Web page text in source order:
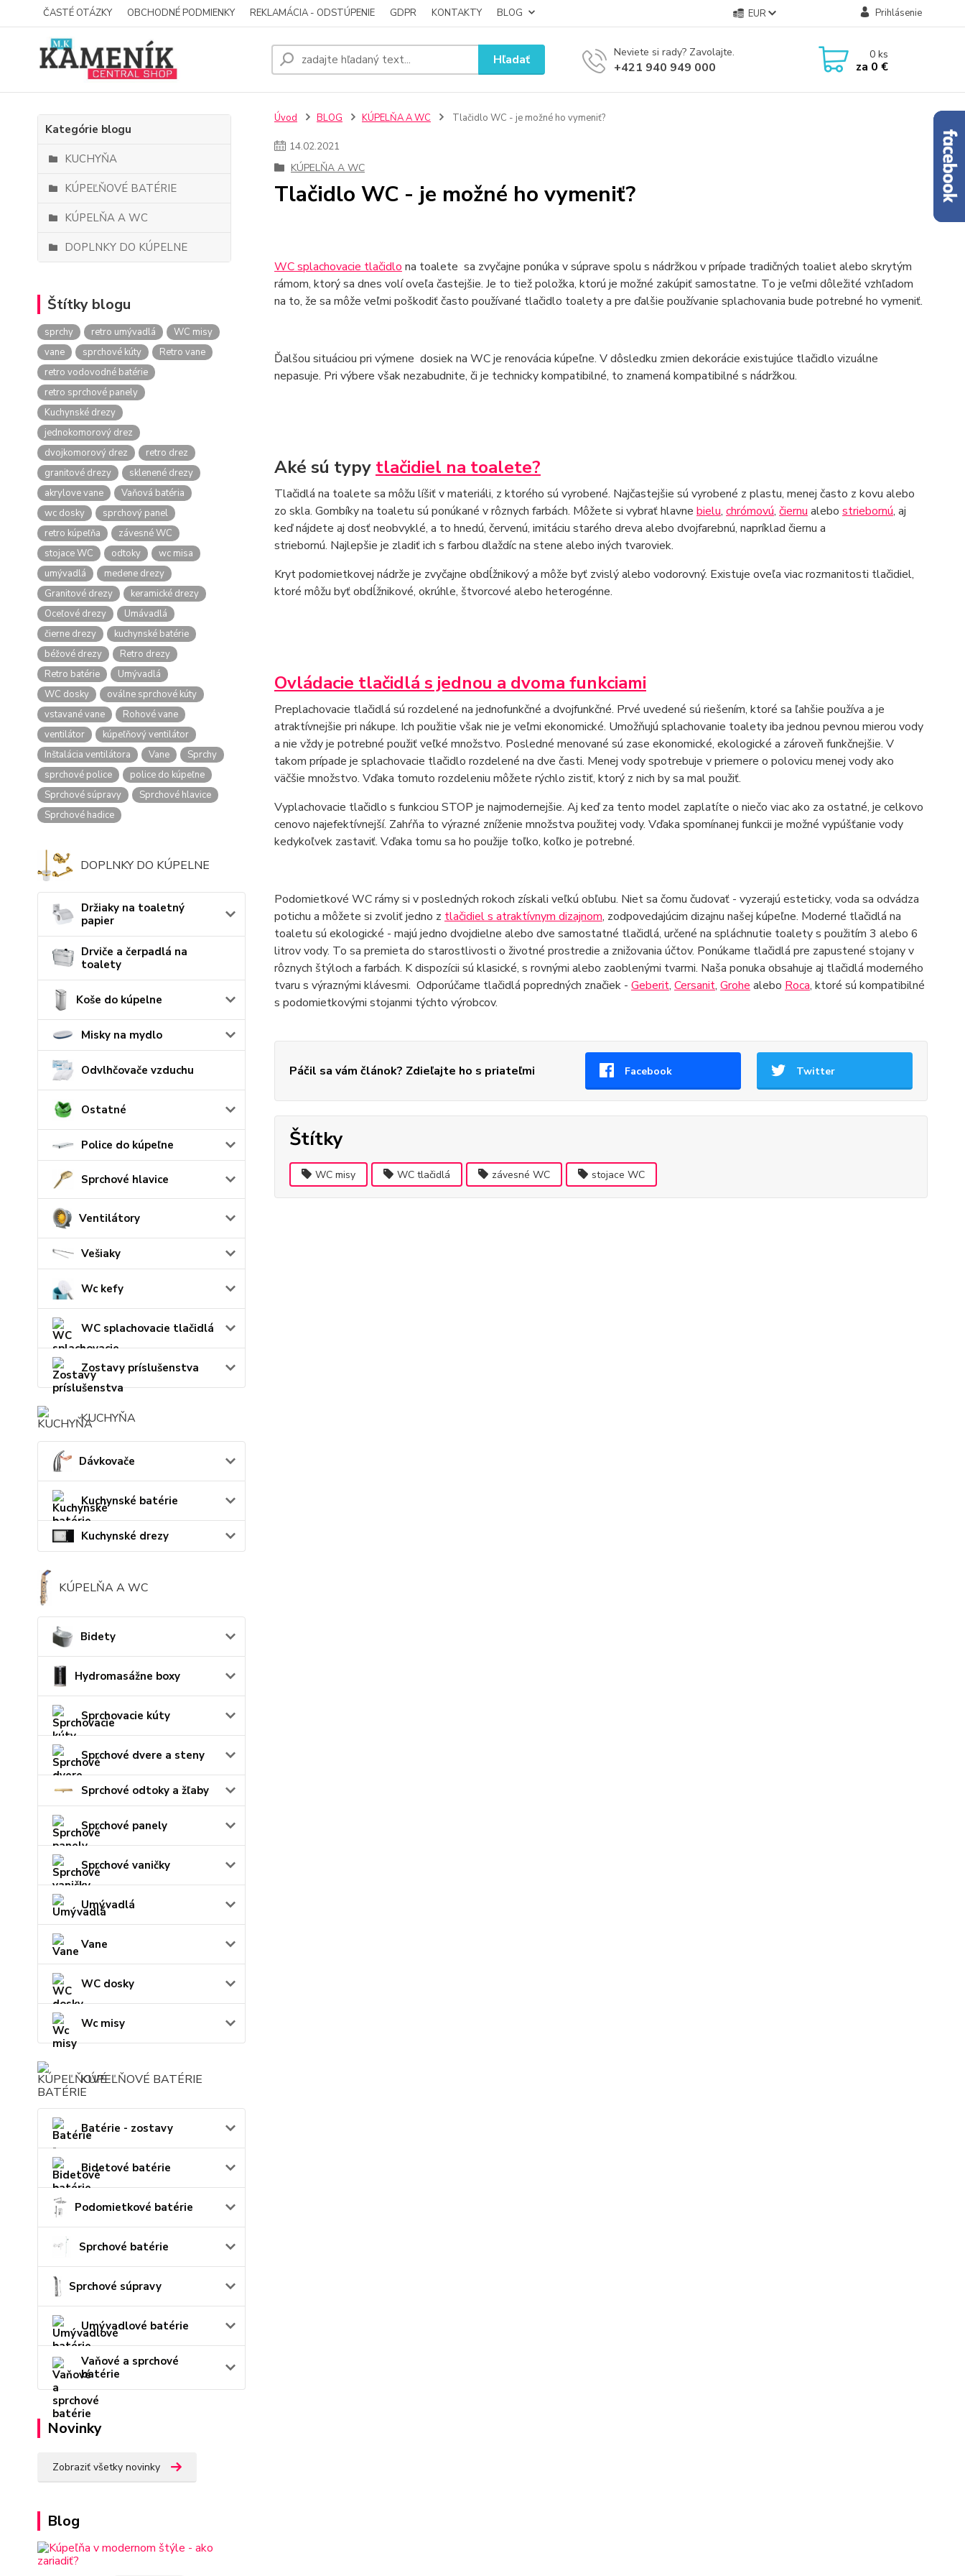
ČASTÉ OTÁZKY OBCHODNÉ PODMIENKY REKLAMÁCIA - ODSTÚPENIE GDPR KONTAKTY BLOG EUR Prihlásenie
Hľadať Neviete si rady? Zavolajte.
+421 940 949 000
0ks
za 0 €
Kategórie blogu
KUCHYŇA
KÚPEĽŇOVÉ BATÉRIE
KÚPELŇA A WC
DOPLNKY DO KÚPELNE
Štítky blogu
sprchy retro umývadlá
WC misy
vane
sprchové kúty
Retro vane
retro vodovodné batérie
retro sprchové panely
Kuchynské drezy
jednokomorový drez
dvojkomorový drez
retro drez
granitové drezy
sklenené drezy
akrylove vane
Vaňová batéria
wc dosky
sprchový panel
retro kúpeľňa
závesné WC
stojace WC
odtoky
wc misa
umývadlá
medene drezy
Granitové drezy
keramické drezy
Oceľové drezy
Umávadlá
čierne drezy
kuchynské batérie
béžové drezy
Retro drezy
Retro batérie
Umývadlá
WC dosky
oválne sprchové kúty
vstavané vane
Rohové vane
ventilátor
kúpeľňový ventilátor
Inštalácia ventilátora
Vane
Sprchy
sprchové police
police do kúpeľne
Sprchové súpravy
Sprchové hlavice
Sprchové hadice
DOPLNKY DO KÚPELNE
Držiaky na toaletný
papier
Drviče a čerpadlá na
toalety
Koše do kúpelne
Misky na mydlo
Odvlhčovače vzduchu
Ostatné
Police do kúpeľne
Sprchové hlavice
Ventilátory
Vešiaky
Wc kefy
WC splachovacie tlačidlá
Zostavy príslušenstva
KUCHYŇA
Dávkovače
Kuchynské batérie
Kuchynské drezy
KÚPELŇA A WC
Bidety
Hydromasážne boxy
Sprchovacie kúty
Sprchové dvere a steny
Sprchové odtoky a žľaby
Sprchové panely
Sprchové vaničky
Umývadlá
Vane
WC dosky
Wc misy
KÚPEĽŇOVÉ BATÉRIE
Batérie - zostavy
Bidetové batérie
Podomietkové batérie
Sprchové batérie
Sprchové súpravy
Umývadlové batérie
Vaňové a sprchové
batérie
Novinky
Zobraziť všetky novinky
Blog
Úvod BLOG KÚPELŇA A WC Tlačidlo WC - je možné ho vymeniť?
14.02.2021
KÚPELŇA A WC
Tlačidlo WC - je možné ho vymeniť?
WC splachovacie tlačidlo na toalete sa zvyčajne ponúka v súprave spolu s nádržkou v prípade tradičných toaliet alebo skrytým
rámom, ktorý sa dnes volí oveľa častejšie. Je to tiež položka, ktorú je možné zakúpiť samostatne. To je veľmi dôležité vzhľadom
na to, že sa môže veľmi poškodiť často používané tlačidlo toalety a pre ďalšie používanie splachovania bude potrebné ho vymeniť.
Ďalšou situáciou pri výmene dosiek na WC je renovácia kúpeľne. V dôsledku zmien dekorácie existujúce tlačidlo vizuálne
nepasuje. Pri výbere však nezabudnite, či je technicky kompatibilné, to znamená kompatibilné s nádržkou.
Aké sú typy tlačidiel na toalete?
Tlačidlá na toalete sa môžu líšiť v materiáli, z ktorého sú vyrobené. Najčastejšie sú vyrobené z plastu, menej často z kovu alebo
zo skla. Gombíky na toaletu sú ponúkané v rôznych farbách. Môžete si vybrať hlavne bielu, chrómovú, čiernu alebo striebornú, aj
keď nájdete aj dosť neobvyklé, a to hnedú, červenú, imitáciu starého dreva alebo dvojfarebnú, napríklad čiernu a
striebornú. Najlepšie je zladiť ich s farbou dlaždíc na stene alebo iných tvaroviek.
Kryt podomietkovej nádrže je zvyčajne obdĺžnikový a môže byť zvislý alebo vodorovný. Existuje oveľa viac rozmanitosti tlačidiel,
ktoré môžu byť obdĺžnikové, okrúhle, štvorcové alebo heterogénne.
Ovládacie tlačidlá s jednou a dvoma funkciami
Preplachovacie tlačidlá sú rozdelené na jednofunkčné a dvojfunkčné. Prvé uvedené sú riešením, ktoré sa ľahšie používa a je
atraktívnejšie pri nákupe. Ich použitie však nie je veľmi ekonomické. Umožňujú splachovanie toalety iba jednou pevnou mierou vody
a nie vždy je potrebné použiť veľké množstvo. Posledné menované sú zase ekonomické, ekologické a zároveň funkčnejšie. V
takom prípade je splachovacie tlačidlo rozdelené na dve časti. Menej vody spotrebuje v priemere o polovicu menej vody ako
väčšie množstvo. Vďaka tomuto rozdeleniu môžete rýchlo zistiť, ktorý z nich by sa mal použiť.
Vyplachovacie tlačidlo s funkciou STOP je najmodernejšie. Aj keď za tento model zaplatíte o niečo viac ako za ostatné, je celkovo
cenovo najefektívnejší. Zahŕňa to výrazné zníženie množstva použitej vody. Vďaka spomínanej funkcii je možné vypúšťanie vody
kedykoľvek zastaviť. Vďaka tomu sa ho použije toľko, koľko je potrebné.
Podomietkové WC rámy si v posledných rokoch získali veľkú obľubu. Niet sa čomu čudovať - ​​vyzerajú esteticky, voda sa odvádza
potichu a môžete si zvoliť jedno z tlačidiel s atraktívnym dizajnom, zodpovedajúcim dizajnu našej kúpeľne. Moderné tlačidlá na
toaletu sú ekologické - majú jedno dvojdielne alebo dve samostatné tlačidlá, určené na spláchnutie toalety s použitím 3 alebo 6
litrov vody. To sa premieta do starostlivosti o životné prostredie a znižovania účtov. Ponúkame tlačidlá pre zapustené stojany v
rôznych štýloch a farbách. K dispozícii sú klasické, s rovnými alebo zaoblenými tvarmi. Naša ponuka obsahuje aj tlačidlá moderného
tvaru s výraznými klávesmi. Odporúčame tlačidlá popredných značiek - Geberit, Cersanit, Grohe alebo Roca, ktoré sú kompatibilné
s podomietkovými stojanmi týchto výrobcov.
Páčil sa vám článok? Zdieľajte ho s priateľmi Facebook Twitter
Štítky
WC misy WC tlačidlá závesné WC stojace WC